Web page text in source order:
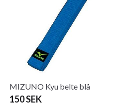
MIZUNO Kyu belte blå
150 SEK